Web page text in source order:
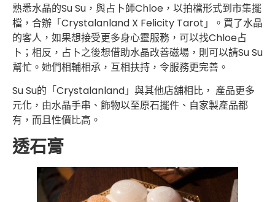
熟悉水晶的Su Su，與占卜師Chloe，以拍檔形式到市集擺
檔，合辦「Crystalanland X Felicity Tarot」。買了水晶
的客人，如果想接受更多身心靈服務，可以找Chloe占
卜；相反，占卜之後想借助水晶改善磁場，則可以請Su Su
幫忙。她們相輔相承，互相扶持，令服務更完善。
Su Su的「Crystalanland」與其他店舖相比， 產品更多
元化，由水晶手串、飾物以至原石擺件、自家製產品都
有，而且性價比高。
透石膏